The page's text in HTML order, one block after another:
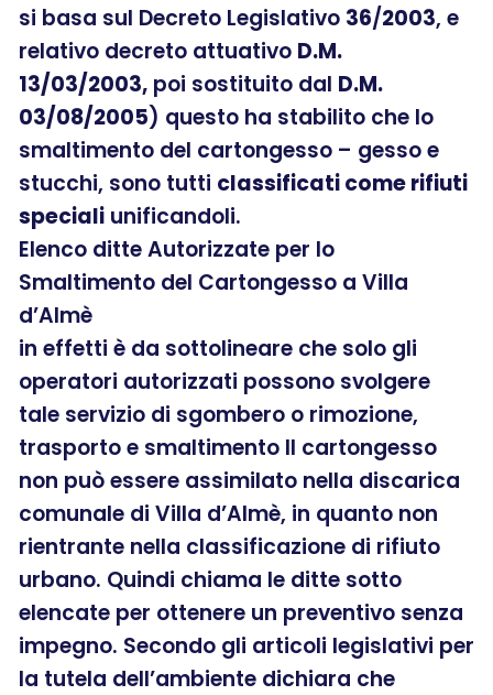
si basa sul Decreto Legislativo 36/2003, e
relativo decreto attuativo D.M.
13/03/2003, poi sostituito dal D.M.
03/08/2005) questo ha stabilito che lo
smaltimento del cartongesso – gesso e
stucchi, sono tutti classificati come rifiuti
speciali unificandoli.
Elenco ditte Autorizzate per lo
Smaltimento del Cartongesso a Villa
d’Almè
in effetti è da sottolineare che solo gli
operatori autorizzati possono svolgere
tale servizio di sgombero o rimozione,
trasporto e smaltimento Il cartongesso
non può essere assimilato nella discarica
comunale di Villa d’Almè, in quanto non
rientrante nella classificazione di rifiuto
urbano. Quindi chiama le ditte sotto
elencate per ottenere un preventivo senza
impegno. Secondo gli articoli legislativi per
la tutela dell’ambiente dichiara che